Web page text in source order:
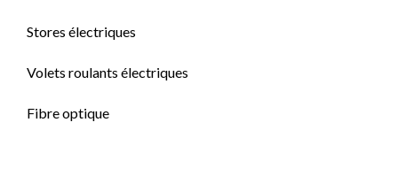
Stores électriques
Volets roulants électriques
Fibre optique